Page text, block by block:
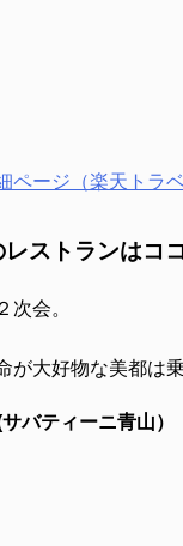
ページ（楽天トラベ
ストランはココ
次会。
が大好物な美都は
バティーニ青山）